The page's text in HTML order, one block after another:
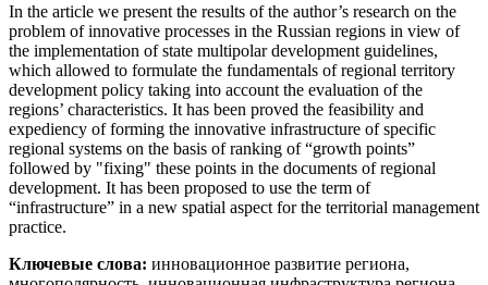
In the article we present the results of the author’s research on the
problem of innovative processes in the Russian regions in view of
the implementation of state multipolar development guidelines,
which allowed to formulate the fundamentals of regional territory
development policy taking into account the evaluation of the
regions’ characteristics. It has been proved the feasibility and
expediency of forming the innovative infrastructure of specific
regional systems on the basis of ranking of “growth points”
followed by "fixing" these points in the documents of regional
development. It has been proposed to use the term of
“infrastructure” in a new spatial aspect for the territorial management
practice.
Ключевые слова: инновационное развитие региона,